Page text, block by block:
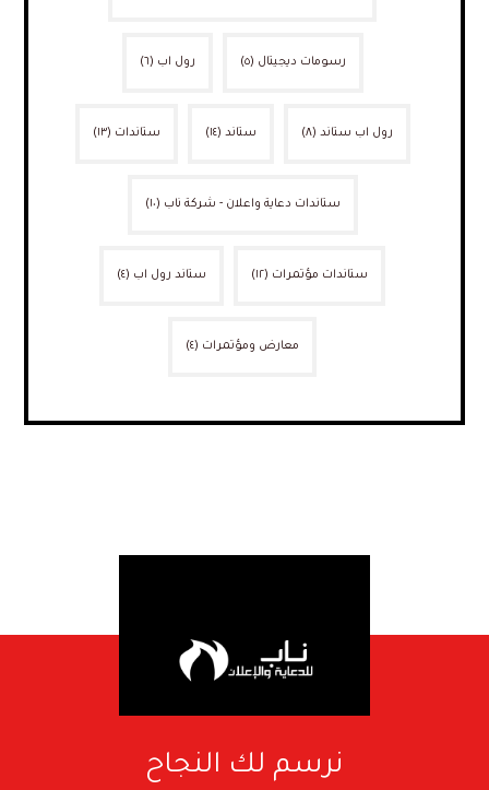
رسومات ديجيتال (٥) رول اب (٦)
رول اب ستاند (٨) ستاند (١٤) ستاندات (١٣)
ستاندات دعاية واعلان - شركة ناب (١٠)
ستاندات مؤتمرات (١٢) ستاند رول اب (٤)
معارض ومؤتمرات (٤)
نرسم لك النجاح